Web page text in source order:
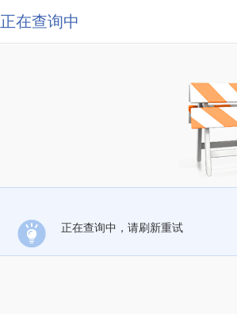
正在查询中
正在查询中，请刷新重试